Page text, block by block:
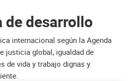
desarrollo
internacional según la Agenda
justicia global, igualdad de
de vida y trabajo dignas y